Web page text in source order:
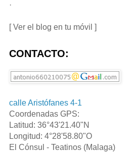
·
[ Ver el blog en tu móvil ]
CONTACTO:
calle Aristófanes 4-1
Coordenadas GPS:
Latitud: 36°43'21.40"N
Longitud: 4°28'58.80"O
El Cónsul - Teatinos (Malaga)